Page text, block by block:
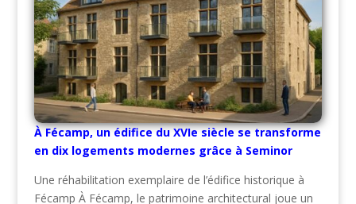
À Fécamp, un édifice du XVIe siècle se transforme
en dix logements modernes grâce à Seminor
Une réhabilitation exemplaire de l’édifice historique à
Fécamp À Fécamp, le patrimoine architectural joue un